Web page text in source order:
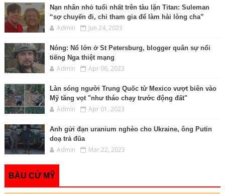
Nạn nhân nhỏ tuổi nhất trên tàu lặn Titan: Suleman
“sợ chuyến đi, chỉ tham gia để làm hài lòng cha”
Admin Jun 24, 2023
Nóng: Nổ lớn ở St Petersburg, blogger quân sự nổi
tiếng Nga thiệt mạng
Admin Apr 06, 2023
Làn sóng người Trung Quốc từ Mexico vượt biên vào
Mỹ tăng vọt "như tháo chạy trước động đất"
Admin Apr 01, 2023
Anh gửi đạn uranium nghèo cho Ukraine, ông Putin
doạ trả đũa
Admin Mar 22, 2023
BẦU CỬ MỸ